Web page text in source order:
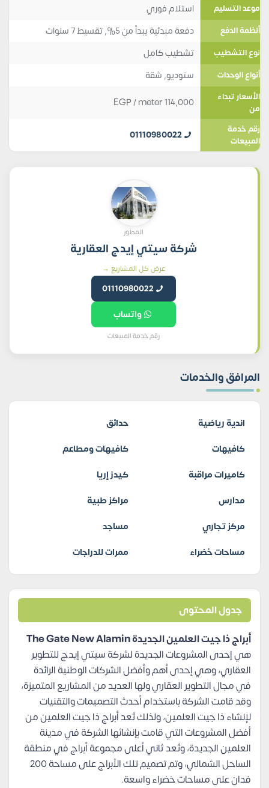
موعد التسليم استلام فوري
أنظمة الدفع دفعة مبدئية يبدأ من 5%, تقسيط 7 سنوات
نوع التشطيب تشطيب كامل
أنواع الوحدات ستوديو, شقة
الأسعار تبداء
من
114,000
EGP/ meter
رقم خدمة
المبيعات
01110980022
المطور
شركة سيتي إيدج العقارية
عرض كل المشاريع →
01110980022
واتساب
رقم خدمة المبيعات
المرافق والخدمات
اندية رياضية
حدائق
كافيهات
كافيهات ومطاعم
كاميرات مراقبة
كيدز إريا
مدارس
مراكز طبية
مركز تجاري
مساجد
مساحات خضراء
ممرات للدراجات
جدول المحتوى
أبراج ذا جيت العلمين الجديدة The Gate New Alamin
هي إحدى المشروعات الجديدة لشركة سيتي إيدج للتطوير
العقاري، وهي إحدى أهم وأفضل الشركات الوطنية الرائدة
في مجال التطوير العقاري ولها العديد من المشاريع المتميزة،
وقد قامت الشركة باستخدام أحدث التصميمات والتقنيات
لإنشاء ذا جيت العلمين، ولذلك تُعد أبراج ذا جيت العلمين من
أفضل المشروعات التي قامت بإنشائها الشركة في مدينة
العلمين الجديدة، وتُعد ثاني أعلى مجموعة أبراج في منطقة
الساحل الشمالي، وتم تصميم تلك الأبراج على مساحة 200
فدان على مساحات خضراء واسعة.